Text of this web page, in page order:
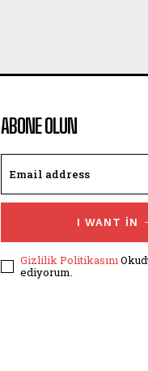
ABONE OLUN
I WANT IN
Gizlilik Politikasını
ediyorum.